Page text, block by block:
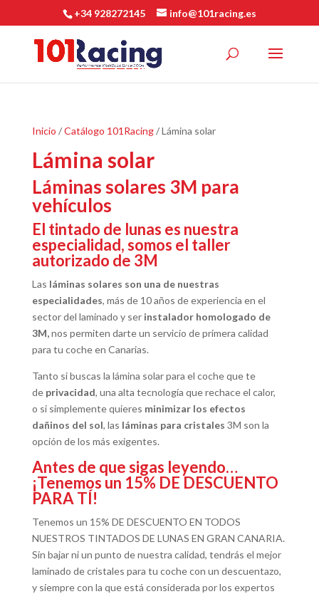
+34 928272145 info@101racing.es
Inicio /Catálogo 101Racing/ Lámina solar
Lámina solar
Láminas solares 3M para
vehículos
El tintado de lunas es nuestra
especialidad, somos el taller
autorizado de 3M
Las láminas solares son una de nuestras
especialidades, más de 10 años de experiencia en el
sector del laminado y ser instalador homologado de
3M,nos permiten darte un servicio de primera calidad
para tu coche en Canarias.
Tanto si buscas la lámina solar para el coche que te
de privacidad, una alta tecnología que rechace el calor,
o si simplemente quieres minimizar los efectos
dañinos del sol, las láminas para cristales 3M son la
opción de los más exigentes.
Antes de que sigas leyendo…
¡Tenemos un 15% DE DESCUENTO
PARA TÍ!
Tenemos un 15% DE DESCUENTO EN TODOS
NUESTROS TINTADOS DE LUNAS EN GRAN CANARIA.
Sin bajar ni un punto de nuestra calidad, tendrás el mejor
laminado de cristales para tu coche con un descuentazo,
y siempre con la que está considerada por los expertos